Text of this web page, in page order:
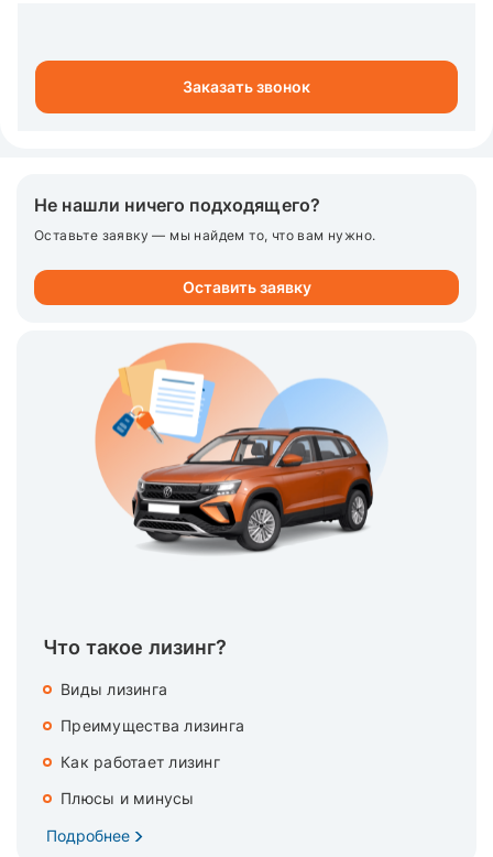
Заказать звонок
Не нашли ничего подходящего?
Оставьте заявку — мы найдем то, что вам нужно.
Оставить заявку
Что такое лизинг?
Виды лизинга
Преимущества лизинга
Как работает лизинг
Плюсы и минусы
Подробнее